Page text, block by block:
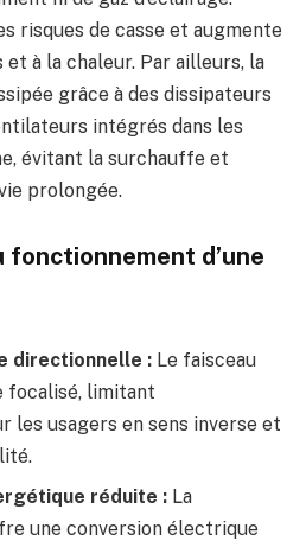
risques de casse et augmente
à la chaleur. Par ailleurs, la
grâce à des dissipateurs
intégrés dans les
évitant la surchauffe et
prolongée.
fonctionnement d’une
directionnelle : Le faisceau
focalisé, limitant
les usagers en sens inverse et
réduite : La
une conversion électrique